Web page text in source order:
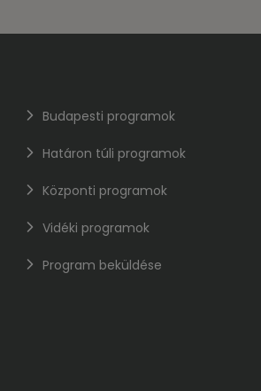
Budapesti programok
Határon túli programok
Központi programok
Vidéki programok
Program beküldése